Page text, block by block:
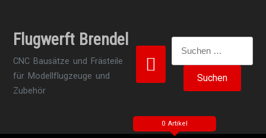
springen
Flugwerft Brendel
CNC Bausätze und Frästeile
für Modellflugzeuge und
Zubehör
0 Artikel